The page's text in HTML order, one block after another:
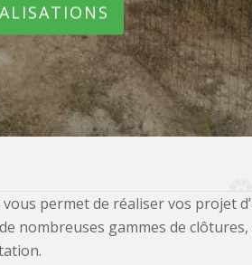
permet de réaliser vos projet
nombreuses gammes de